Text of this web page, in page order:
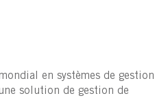
en systèmes de gestion
solution de gestion de